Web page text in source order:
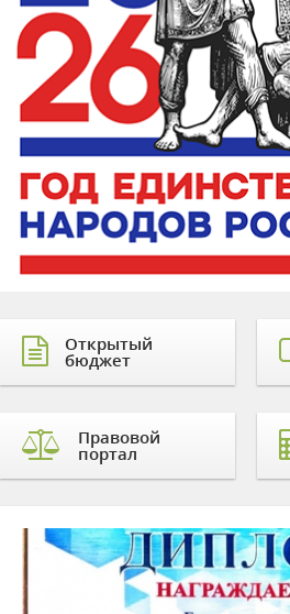
Открытый
бюджет
Правовой
портал